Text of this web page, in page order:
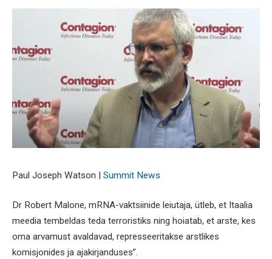
Paul Joseph Watson | Summit News
Dr Robert Malone, mRNA-vaktsiinide leiutaja, ütleb, et Itaalia
meedia tembeldas teda terroristiks ning hoiatab, et arste, kes
oma arvamust avaldavad, represseeritakse arstlikes
komisjonides ja ajakirjanduses”.